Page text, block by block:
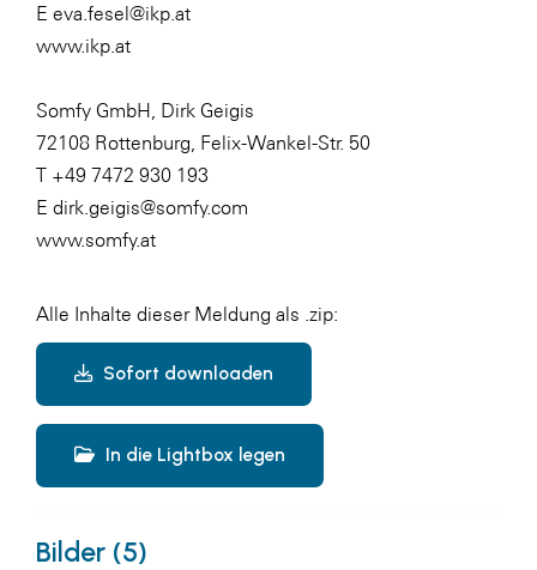
E eva.fesel@ikp.at
www.ikp.at
Somfy GmbH, Dirk Geigis
72108 Rottenburg, Felix-Wankel-Str. 50
T +49 7472 930 193
E dirk.geigis@somfy.com
www.somfy.at
Alle Inhalte dieser Meldung als .zip:
Sofort downloaden
In die Lightbox legen
Bilder (5)